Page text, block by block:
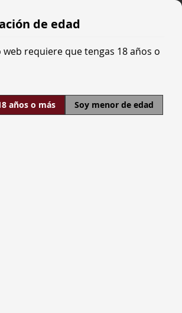
de edad
web requiere que tengas 18 años o
años o más Soy menor de edad